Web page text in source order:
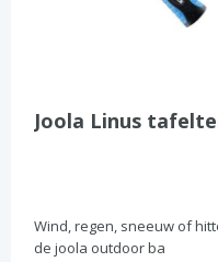
Joola Linus
Wind, regen, sneeuw of
de joola outdoor ba